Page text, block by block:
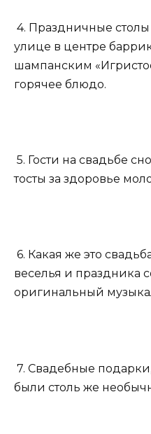
4. Праздничные
улице в центре
шампанским
горячее блюдо.
5. Гости на свадьбе
тосты за здоровье
6. Какая же это
веселья и праздника
оригинальный
7. Свадебные
были столь же